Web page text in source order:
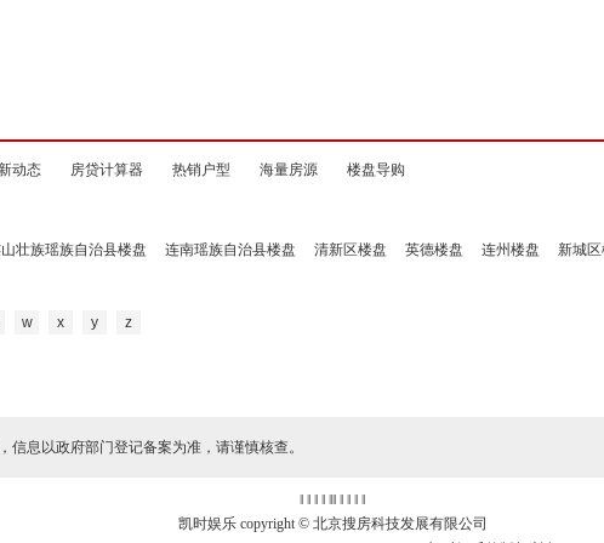
动态 房贷计算器 热销户型 海量房源 楼盘导购
壮族瑶族自治县楼盘 连南瑶族自治县楼盘 清新区楼盘 英德楼盘 连州楼盘 新城
w x y z
信息以政府部门登记备案为准，请谨慎核查。
‖ ‖ ‖ ‖ ‖‖ ‖ ‖ ‖ ‖
凯时娱乐 copyright © 北京搜房科技发展有限公司